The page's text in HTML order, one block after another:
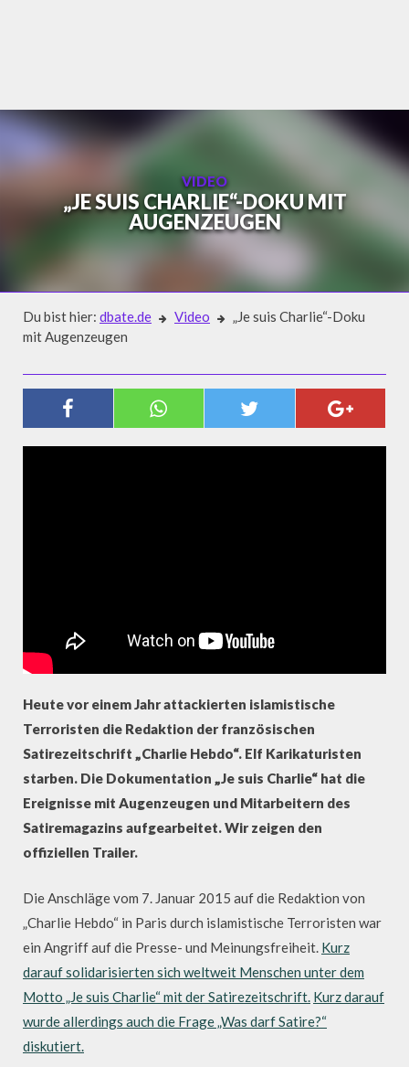
VIDEO
„JE SUIS CHARLIE“-DOKU MIT
AUGENZEUGEN
Du bist hier: dbate.de Video
„Je suis Charlie“-Doku
mit Augenzeugen
„JE SUIS CHARLIE“-DOKU MIT
AUGENZEUGEN
Heute vor einem Jahr attackierten islamistische
Terroristen die Redaktion der französischen
Satirezeitschrift „Charlie Hebdo“. Elf Karikaturisten
starben. Die Dokumentation „Je suis Charlie“ hat die
Ereignisse mit Augenzeugen und Mitarbeitern des
Satiremagazins aufgearbeitet. Wir zeigen den
offiziellen Trailer.
Die Anschläge vom 7. Januar 2015 auf die Redaktion von
„Charlie Hebdo“ in Paris durch islamistische Terroristen war
ein Angriff auf die Presse- und Meinungsfreiheit. Kurz
darauf solidarisierten sich weltweit Menschen unter dem
Motto „Je suis Charlie“ mit der Satirezeitschrift. Kurz darauf
wurde allerdings auch die Frage „Was darf Satire?“
diskutiert.